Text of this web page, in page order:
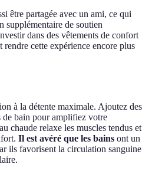
être partagée avec un ami, ce qui
supplémentaire de soutien
dans des vêtements de confort
rendre cette expérience encore plus
à la détente maximale. Ajoutez des
de bain pour amplifiez votre
chaude relaxe les muscles tendus et
Il est avéré que les bains ont un
ils favorisent la circulation sanguine